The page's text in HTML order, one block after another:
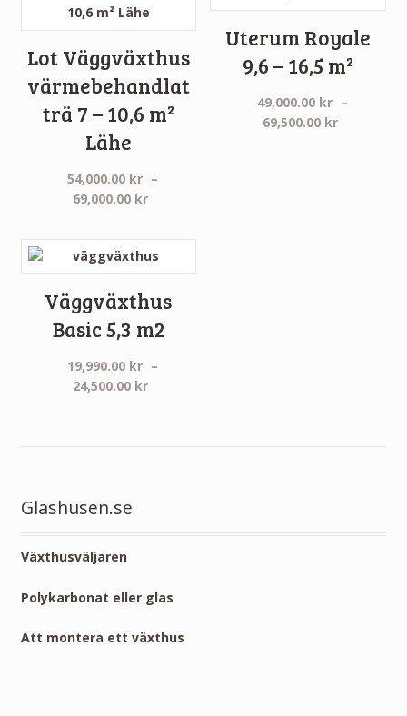
Lot Väggväxthus
värmebehandlat
trä 7 – 10,6 m²
Lähe
54,000.00 kr –
69,000.00 kr
till
69,000.00 kr
Uterum Royale
9,6 – 16,5 m²
49,000.00 kr –
69,500.00 kr
Väggväxthus
Basic 5,3 m2
19,990.00 kr –
24,500.00 kr
24,500.00 kr
Glashusen.se
Växthusväljaren
Polykarbonat eller glas
Att montera ett växthus